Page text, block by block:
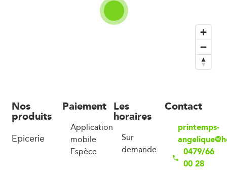
Nos
produits
Epicerie
Paiement
Application
mobile
Espèce
Les
horaires
Sur
demande
Contact
printemps-
0479/66
00 28